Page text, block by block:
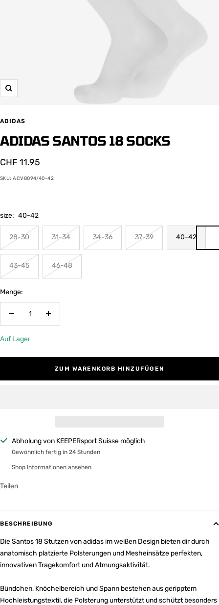
Zoom
ADIDAS
ADIDAS SANTOS 18 SOCKS
Angebotspreis
CHF 11.95
SKU:ACV8094/40-42
size: 40-42
28-30 31-34 34-36 37-39 40-42
43-45 46-48
Menge:
Menge
Menge
Auf Lager
ZUM WARENKORB HINZUFÜGEN
Abholung von KEEPERsport Suisse möglich
Gewöhnlich fertig in 24 Stunden
Shop Informationen ansehen
Teilen
BESCHREIBUNG
Die Santos 18 Stutzen von adidas im weißen Design bieten dir durch
anatomisch platzierte Polsterungen und Mesheinsätze perfekten,
innovativen Tragekomfort und Atmungsaktivität.
Bündchen, Knöchelbereich und Spann bestehen aus geripptem
Hochleistungstextil, die Polsterung unterstützt und schützt besonders